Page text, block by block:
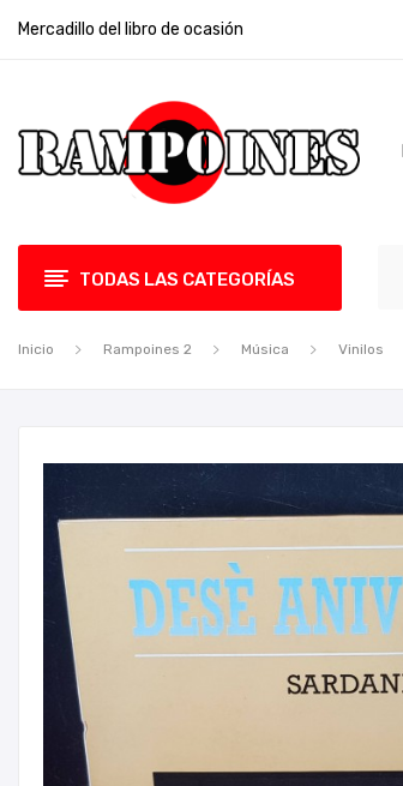
Mercadillo del libro de ocasión
TODAS LAS CATEGORÍAS
Inicio Rampoines 2 Música Vinilos